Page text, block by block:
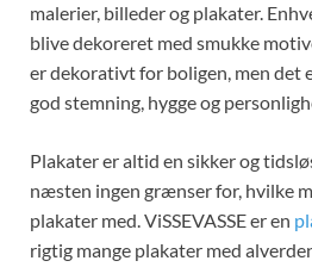
malerier, billeder og plakater.
blive dekoreret med smukke
er dekorativt for boligen, men det
god stemning, hygge og
Plakater er altid en sikker og
næsten ingen grænser for, hvilke
plakater med. ViSSEVASSE er en
rigtig mange plakater med